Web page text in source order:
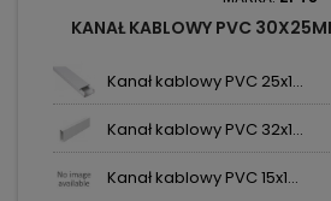
KANAŁ KABLOWY PVC
Kanał kablowy PVC 25x1...
Kanał kablowy PVC 32x1...
Kanał kablowy PVC 15x1...